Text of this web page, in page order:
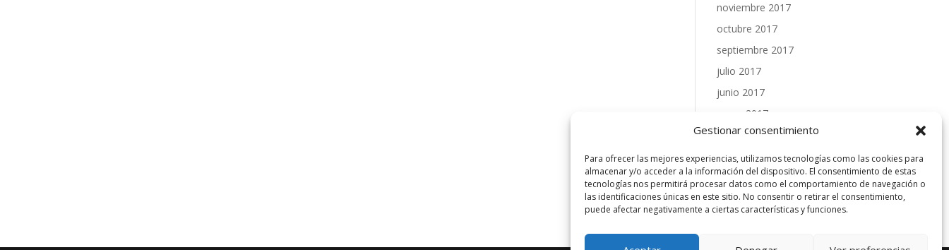
Gestionar consentimiento
Para ofrecer las mejores experiencias, utilizamos tecnologías como las cookies para
almacenar y/o acceder a la información del dispositivo. El consentimiento de estas
tecnologías nos permitirá procesar datos como el comportamiento de navegación o
las identificaciones únicas en este sitio. No consentir o retirar el consentimiento,
puede afectar negativamente a ciertas características y funciones.
noviembre 2017
octubre 2017
septiembre 2017
julio 2017
junio 2017
mayo 2017
abril 2017
marzo 2017
febrero 2017
enero 2017